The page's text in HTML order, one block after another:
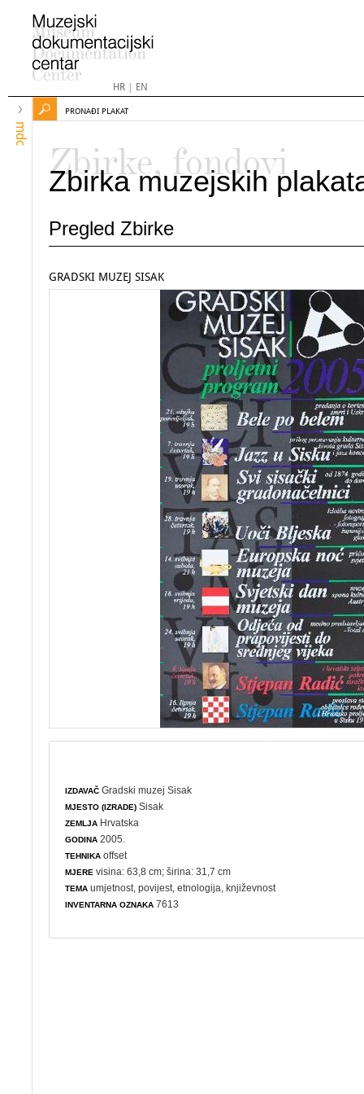
HR| EN
mdc
PRONAĐI PLAKAT
Zbirke, fondovi
Zbirka muzejskih
Pregled Zbirke
GRADSKI MUZEJ SISAK
IZDAVAČ Gradski muzej Sisak
MJESTO (IZRADE) Sisak
ZEMLJA Hrvatska
GODINA 2005.
TEHNIKA offset
MJERE visina: 63,8 cm; širina: 31,7 cm
TEMA umjetnost ,povijest ,etnologija ,književnost
INVENTARNA OZNAKA 7613